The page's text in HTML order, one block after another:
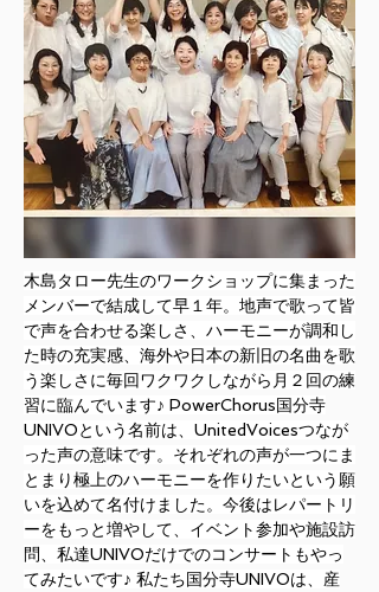
木島タロー先生のワークショップに集まった
メンバーで結成して早１年。地声で歌って皆
で声を合わせる楽しさ、ハーモニーが調和し
た時の充実感、海外や日本の新旧の名曲を歌
う楽しさに毎回ワクワクしながら月２回の練
習に臨んでいます♪ PowerChorus国分寺
UNIVOという名前は、UnitedVoicesつなが
った声の意味です。それぞれの声が一つにま
とまり極上のハーモニーを作りたいという願
いを込めて名付けました。今後はレパートリ
ーをもっと増やして、イベント参加や施設訪
問、私達UNIVOだけでのコンサートもやっ
てみたいです♪ 私たち国分寺UNIVOは、産